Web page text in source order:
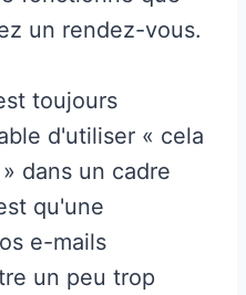
un rendez-vous.
toujours
d'utiliser « cela
dans un cadre
qu'une
e-mails
un peu trop